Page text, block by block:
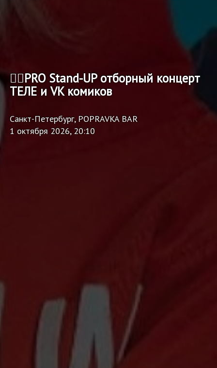
🏴‍☠️PRO Stand-UP отборный концерт
ТЕЛЕ и VK комиков
Санкт-Петербург, POPRAVKA BAR
1 октября 2026, 20:10